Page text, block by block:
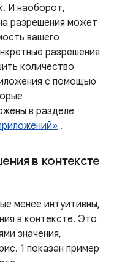
И наоборот,
разрешения может
вашего
разрешения
количество
с помощью
в разделе
.
в контексте
менее интуитивны,
в контексте. Это
значения,
1 показан пример